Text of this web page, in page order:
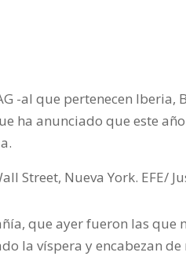
-al que pertenecen Iberia,
ha anunciado que este
que ayer fueron las que
la víspera y encabezan